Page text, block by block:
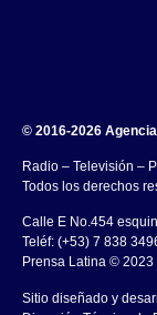
© 2016-2026
Radio – Televisión –
Todos los derechos
Calle E No.454
Teléf: (+53) 7 838
Prensa Latina © 2023
Sitio diseñado y